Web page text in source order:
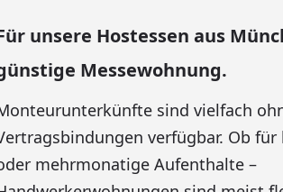
unsere Hostessen aus
Messewohnung.
sind vielfach
verfügbar. Ob für
mehrmonatige Aufenthalte –